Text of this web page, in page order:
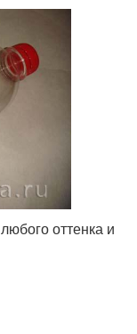
оттенка и